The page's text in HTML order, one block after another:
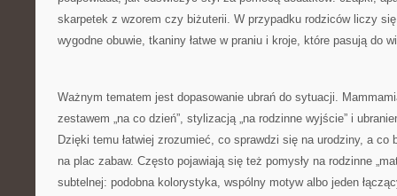
skarpetek z wzorem czy biżuterii. W przypadku rodziców liczy
wygodne obuwie, tkaniny łatwe w praniu i kroje, które pasują do
Ważnym tematem jest dopasowanie ubrań do sytuacji.
zestawem „na co dzień”, stylizacją „na rodzinne wyjście” i
Dzięki temu łatwiej zrozumieć, co sprawdzi się na urodziny, a co
na plac zabaw. Często pojawiają się też pomysły na rodzinne
subtelnej: podobna kolorystyka, wspólny motyw albo jeden